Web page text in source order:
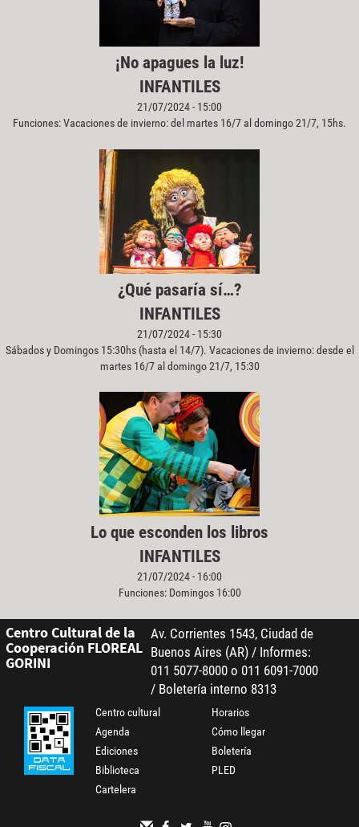
¡No apagues la luz!
INFANTILES
21/07/2024 - 15:00
Funciones: Vacaciones de invierno: del martes 16/7 al domingo 21/7, 15hs.
¿Qué pasaría sí…?
INFANTILES
21/07/2024 - 15:30
Sábados y Domingos 15:30hs (hasta el 14/7). Vacaciones de invierno: desde el
martes 16/7 al domingo 21/7, 15:30
Lo que esconden los libros
INFANTILES
21/07/2024 - 16:00
Funciones: Domingos 16:00
Centro Cultural de la
Cooperación FLOREAL
GORINI
Av. Corrientes 1543, Ciudad de
Buenos Aires (AR) / Informes:
011 5077-8000 o 011 6091-7000
/ Boletería interno 8313
Centro cultural
Agenda
Ediciones
Biblioteca
Cartelera
Horarios
Cómo llegar
Boletería
PLED